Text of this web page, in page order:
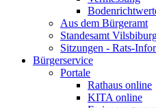
Aus dem Bürgeramt
Standesamt
Sitzungen - Rats-
Bürgerservice
Portale
Rathaus online
KITA online